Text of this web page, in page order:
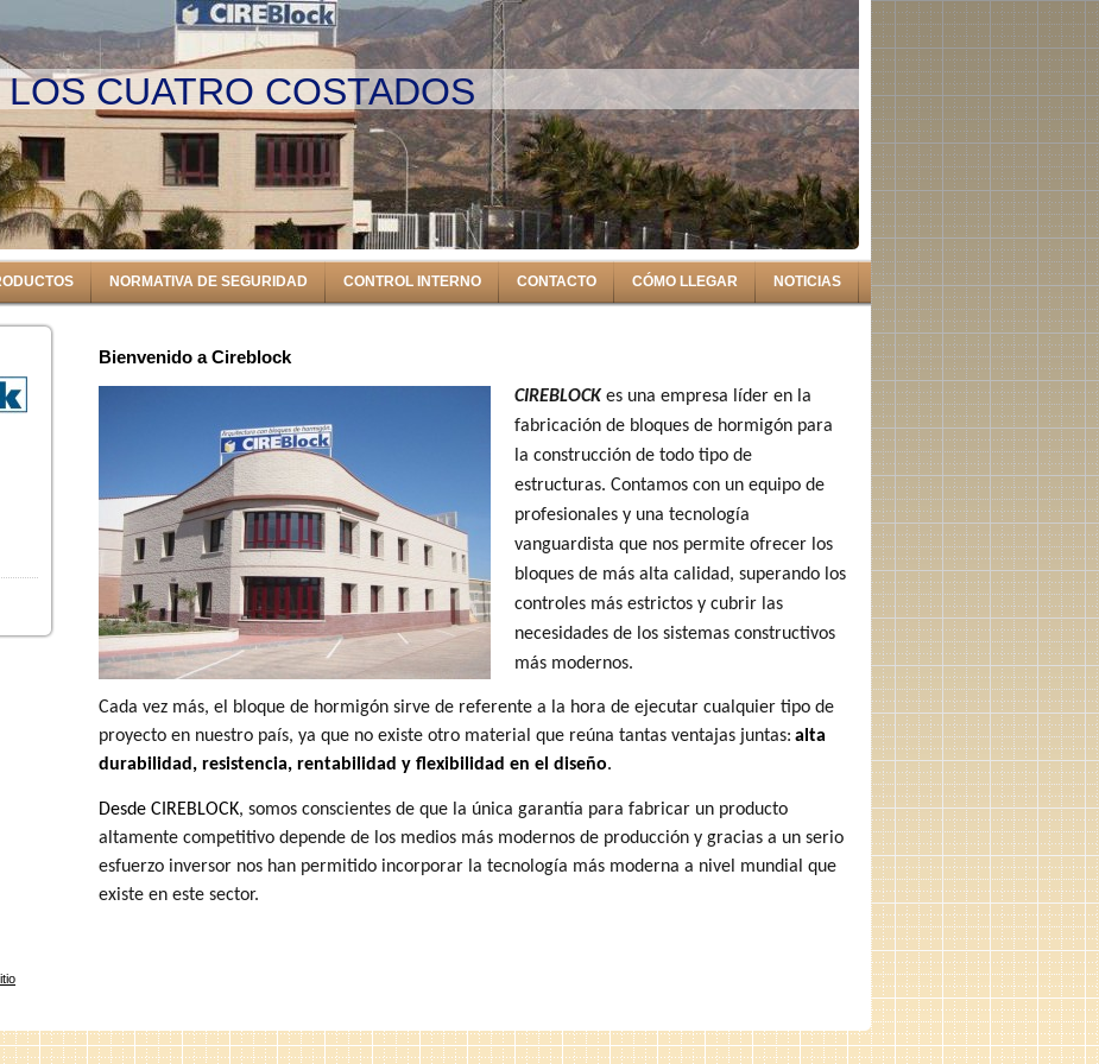
CUATRO COSTADOS
NORMATIVA DE SEGURIDAD CONTROL INTERNO CONTACTO CÓMO LLEGAR NOTICIAS
Bienvenido a Cireblock
CIREBLOCK es una empresa líder en la
fabricación de bloques de hormigón para
la construcción de todo tipo de
estructuras. Contamos con un equipo de
profesionales y una tecnología
vanguardista que nos permite ofrecer los
bloques de más alta calidad, superando los
controles más estrictos y cubrir las
necesidades de los sistemas constructivos
más modernos.
Cada vez más, el bloque de hormigón sirve de referente a la hora de ejecutar cualquier tipo de
proyecto en nuestro país, ya que no existe otro material que reúna tantas ventajas juntas: alta
durabilidad, resistencia, rentabilidad y flexibilidad en el diseño.
Desde CIREBLOCK, somos conscientes de que la única garantía para fabricar un producto
altamente competitivo depende de los medios más modernos de producción y gracias a un serio
esfuerzo inversor nos han permitido incorporar la tecnología más moderna a nivel mundial que
existe en este sector.